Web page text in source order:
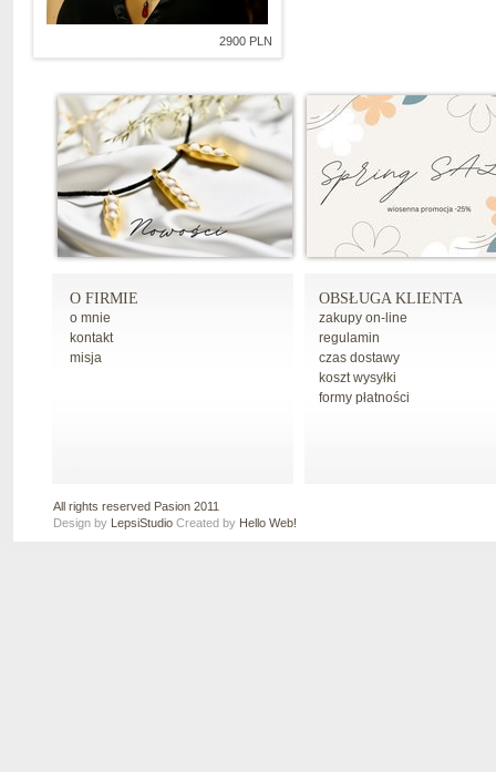
2900 PLN
O FIRMIE
o mnie
kontakt
misja
OBSŁUGA KLIENTA
zakupy on-line
regulamin
czas dostawy
koszt wysyłki
formy płatności
All rights reserved Pasion 2011
Design by LepsiStudio Created by Hello Web!